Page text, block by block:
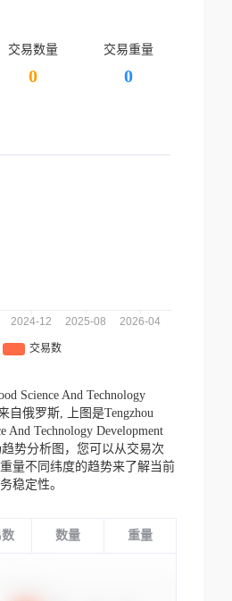
交易数量
0
交易重量
0
Science And Technology
自俄罗斯,
上图是Tengzhou
And Technology Development
势分析图，您可以从交易次
量不同纬度的趋势来了解当前
稳定性。
数量 重量